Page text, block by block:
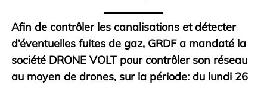
Afin de contrôler les canalisations et détecter
d’éventuelles fuites de gaz, GRDF a mandaté la
société DRONE VOLT pour contrôler son réseau
au moyen de drones, sur la période: du lundi 26